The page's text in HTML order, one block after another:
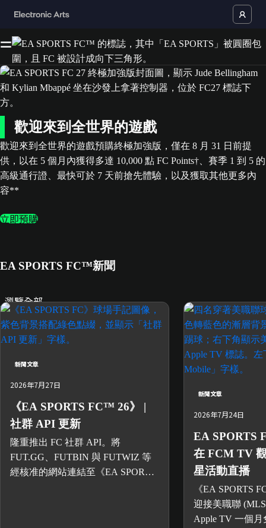
歡迎來到全世界的遊戲
歡迎來到全世界的遊戲預購終極加強版，僅在 8 月 31 日前提
供，以在 5 個月內獲得多達 10,000 點 FC Points†、賽季 1 到 5 的
高級通行證、最快可於 7 天前搶先體驗，以及獲取其他更多內
容**
立即預購
EA SPORTS FC™新聞
瀏覽全部
新聞文章
2026年7月27日
《EA SPORTS FC™ 26》 |
社群 API 更新
隆重推出 FC 社群 API。將
FUT.GG、FUTBIN 與 FUTWIZ 等
經核准的網站連結至《EA SPORTS
新聞文章
2026年7月24日
EA SPORTS
在 FCM TV
星活動直播
《EA SPORTS
迎接美職聯
Apple TV 一個